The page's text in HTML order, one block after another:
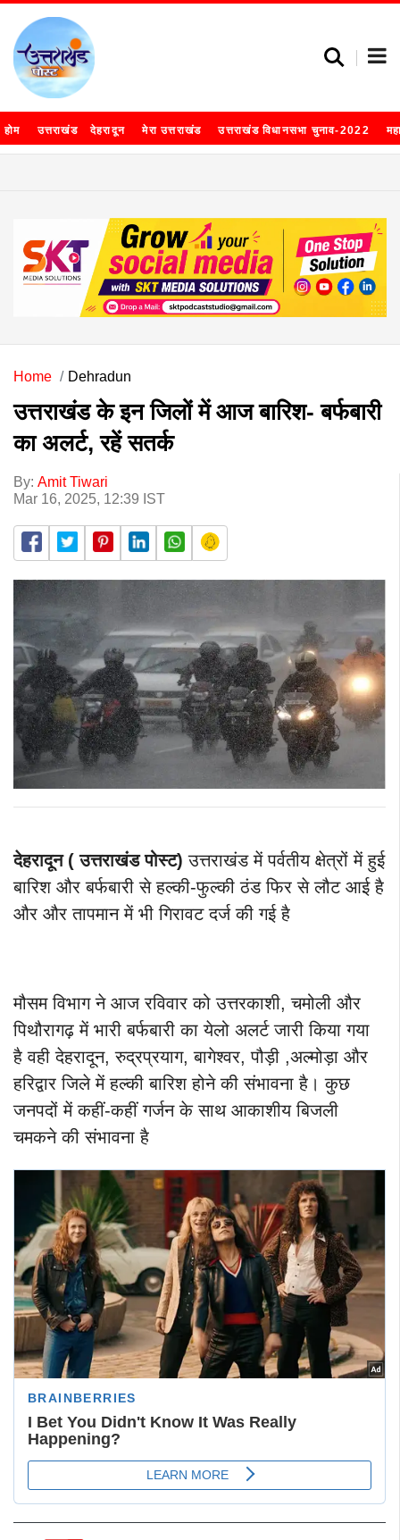
होम उत्तराखंड देहरादून मेरा उत्तराखंड उत्तराखंड विधानसभा चुनाव-2022
Home Dehradun
उत्तराखंड के इन जिलों में आज बारिश- बर्फबारी
का अलर्ट, रहें सतर्क
By: Amit Tiwari
Mar 16, 2025, 12:39 IST
देहरादून ( उत्तराखंड पोस्ट) उत्तराखंड में पर्वतीय क्षेत्रों में हुई
बारिश और बर्फबारी से हल्की-फुल्की ठंड फिर से लौट आई है
और और तापमान में भी गिरावट दर्ज की गई है
मौसम विभाग ने आज रविवार को उत्तरकाशी, चमोली और
पिथौरागढ़ में भारी बर्फबारी का येलो अलर्ट जारी किया गया
है वही देहरादून, रुद्रप्रयाग, बागेश्वर, पौड़ी ,अल्मोड़ा और
हरिद्वार जिले में हल्की बारिश होने की संभावना है। कुछ
जनपदों में कहीं-कहीं गर्जन के साथ आकाशीय बिजली
चमकने की संभावना है